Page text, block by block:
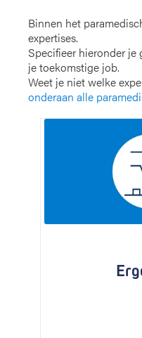
Binnen het
expertises.
Specifieer hieronder je
je toekomstige job.
Weet je niet welke
onderaan alle